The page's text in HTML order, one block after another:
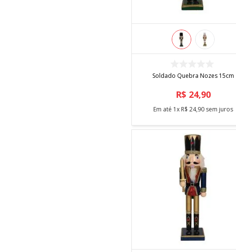
Soldado Quebra Nozes 15cm
R$ 24,90
Em até 1x R$ 24,90sem juros